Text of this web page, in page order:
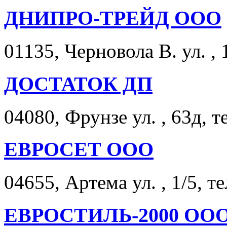
ДНИПРО-ТРЕЙД ООО
01135, Черновола В. ул. ,
ДОСТАТОК ДП
04080, Фрунзе ул. , 63д,
ЕВРОСЕТ ООО
04655, Артема ул. , 1/5,
ЕВРОСТИЛЬ-2000